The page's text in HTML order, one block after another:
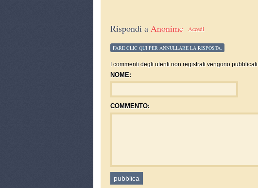
Rispondi a Anonime Accedi
FARE CLIC QUI PER ANNULLARE LA RISPOSTA.
I commenti degli utenti non registrati vengono
NOME:
COMMENTO: